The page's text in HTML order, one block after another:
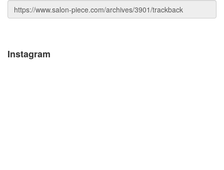
Instagram